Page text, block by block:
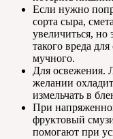
Если нужно
сорта сыра,
увеличиться, но
такого вреда
мучного.
Для освежения.
желании
измельчать в
При
фруктовый
помогают при